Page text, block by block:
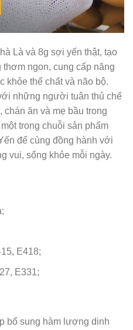
Là và 8g sợi yến thật, tạo
ngon, cung cấp năng
khỏe thể chất và não bộ.
những người tuân thủ chế
ăn và mẹ bầu trong
trong chuỗi sản phẩm
để cùng đồng hành với
vui, sống khỏe mỗi ngày.
E418;
E331;
bổ sung hàm lượng dinh